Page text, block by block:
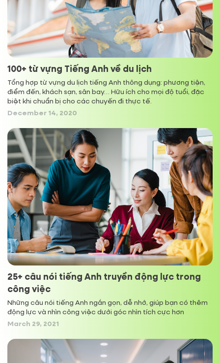
+297 Aruba
+61 Australia
+994 Azerbaijan (Azərbaycan)
+1242 Bahamas
+ 973 Bahrain (‫البحرين‬‎)
+880 Bangladesh (বাংলাদেশ)
+1246 Barbados
+375 Belarus (Беларусь)
+32
+501
+229
+1441
100+ từ vựng Tiếng Anh về du lịch
Tổng hợp từ vựng du lịch tiếng Anh thông dụng: phương tiện,
điểm đến, khách sạn, sân bay… Hữu ích cho mọi độ tuổi, đặc
biệt khi chuẩn bị cho các chuyến đi thực tế.
December 14, 2020
25+ câu nói tiếng Anh truyền động lực trong
công việc
Những câu nói tiếng Anh ngắn gọn, dễ nhớ, giúp bạn có thêm
động lực và nhìn công việc dưới góc nhìn tích cực hơn
March 29, 2021